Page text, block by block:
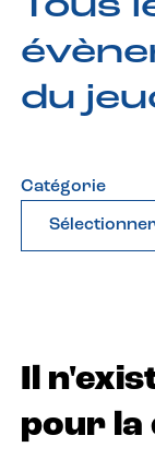
Tous
du
Catégorie
Sélectionner
Il
pour la